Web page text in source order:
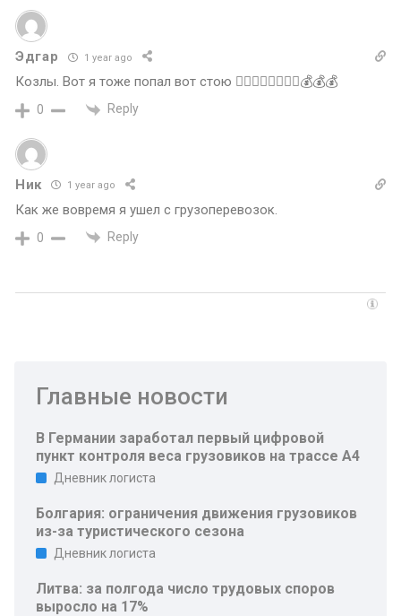
Эдгар 1 year ago
Козлы. Вот я тоже попал вот стою 🤦‍♂️🤦‍♂️🤦‍♂️🤦‍♂️💰💰💰
0 Reply
Ник 1 year ago
Как же вовремя я ушел с грузоперевозок.
0 Reply
Главные новости
В Германии заработал первый цифровой
пункт контроля веса грузовиков на трассе A4
Дневник логиста
Болгария: ограничения движения грузовиков
из-за туристического сезона
Дневник логиста
Литва: за полгода число трудовых споров
выросло на 17%